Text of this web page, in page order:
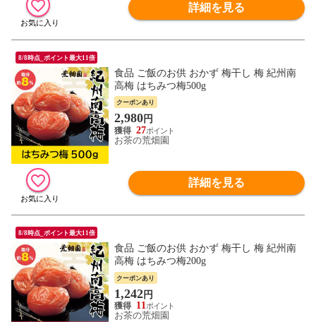
詳細を見る
8/8時点_ポイント最大11倍
食品 ご飯のお供 おかず 梅干し 梅 紀州南
高梅 はちみつ梅500g
クーポンあり
2,980円
27
お茶の荒畑園
詳細を見る
8/8時点_ポイント最大11倍
食品 ご飯のお供 おかず 梅干し 梅 紀州南
高梅 はちみつ梅200g
クーポンあり
1,242円
11
お茶の荒畑園